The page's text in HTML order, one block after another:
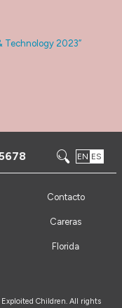
Technology 2023”
EN ES
Contacto
Careras
Florida
Children. All rights